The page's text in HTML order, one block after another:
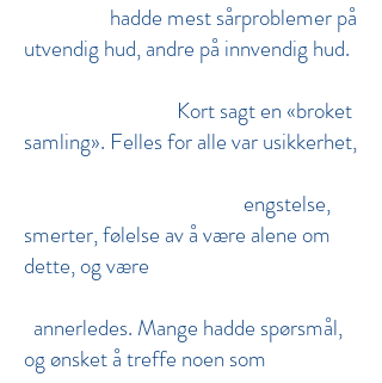
hadde mest sårproblemer på
utvendig hud, andre på innvendig hud.
Kort sagt en «broket
samling». Felles for alle var usikkerhet,
engstelse,
smerter, følelse av å være alene om
dette, og være
annerledes. Mange hadde spørsmål,
og ønsket å treffe noen som